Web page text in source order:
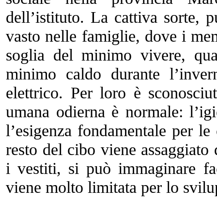
dell’istituto. La cattiva sorte,
vasto nelle famiglie, dove i
soglia del minimo vivere,
minimo caldo durante
elettrico. Per loro è
umana odierna è normale:
l’esigenza fondamentale per
resto del cibo viene
i vestiti, si può immaginare
viene molto limitata per lo